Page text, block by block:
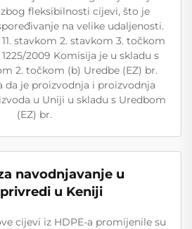
fleksibilnosti cijevi, što je
na velike udaljenosti.
stavkom 2. stavkom 3. točkom
2009 Komisija je u skladu s
2. točkom (b) Uredbe (EZ) br.
da je proizvodnja i proizvodnja
u Uniji u skladu s Uredbom
(EZ) br.
navodnjavanje u
u Keniji
cijevi iz HDPE-a promijenile su